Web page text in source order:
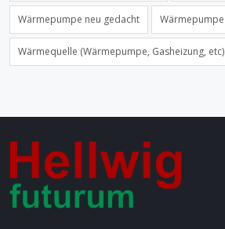
Wärmepumpe neu gedacht
Wärmequelle (Wärmepumpe, Gasheizung, etc)